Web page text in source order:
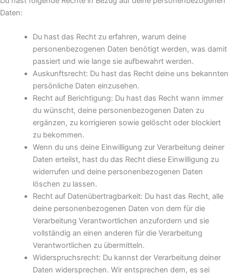
Daten:
Du hast das Recht zu erfahren, warum deine
personenbezogenen Daten benötigt werden, was damit
passiert und wie lange sie aufbewahrt werden.
Auskunftsrecht: Du hast das Recht deine uns bekannten
persönliche Daten einzusehen.
Recht auf Berichtigung: Du hast das Recht wann immer
du wünscht, deine personenbezogenen Daten zu
ergänzen, zu korrigieren sowie gelöscht oder blockiert
zu bekommen.
Wenn du uns deine Einwilligung zur Verarbeitung deiner
Daten erteilst, hast du das Recht diese Einwilligung zu
widerrufen und deine personenbezogenen Daten
löschen zu lassen.
Recht auf Datenübertragbarkeit: Du hast das Recht, alle
deine personenbezogenen Daten von dem für die
Verarbeitung Verantwortlichen anzufordern und sie
vollständig an einen anderen für die Verarbeitung
Verantwortlichen zu übermitteln.
Widerspruchsrecht: Du kannst der Verarbeitung deiner
Daten widersprechen. Wir entsprechen dem, es sei